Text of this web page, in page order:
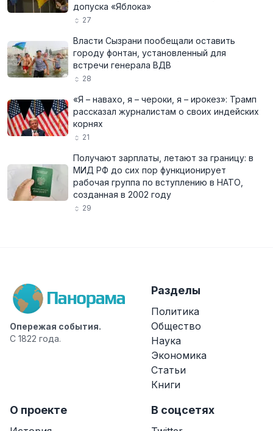
допуска «Яблока»
27
Власти Сызрани пообещали оставить
городу фонтан, установленный для
встречи генерала ВДВ
28
«Я – навахо, я – чероки, я – ирокез»: Трамп
рассказал журналистам о своих индейских
корнях
21
Получают зарплаты, летают за границу: в
МИД РФ до сих пор функционирует
рабочая группа по вступлению в НАТО,
созданная в 2002 году
29
Опережая события.
С 1822 года.
Разделы
Политика
Общество
Наука
Экономика
Статьи
Книги
О проекте В соцсетях